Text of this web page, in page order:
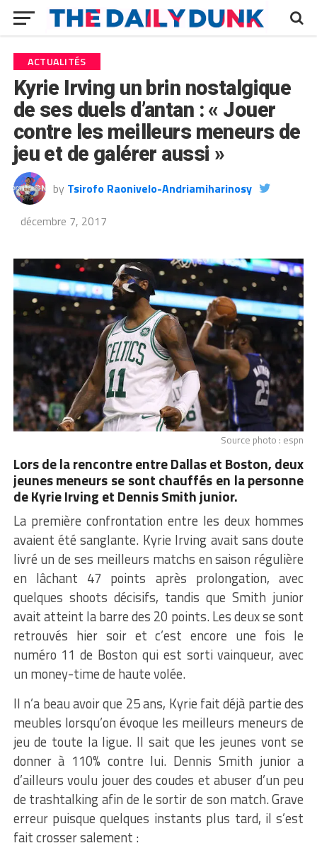
ACTUALITÉS
Kyrie Irving un brin nostalgique
de ses duels d’antan : « Jouer
contre les meilleurs meneurs de
jeu et de galérer aussi »
by Tsirofo Raonivelo-Andriamiharinosy
décembre 7, 2017
Source photo : espn
Lors de la rencontre entre Dallas et Boston, deux
jeunes meneurs se sont chauffés en la personne
de Kyrie Irving et Dennis Smith junior.
La première confrontation entre les deux hommes
avaient été sanglante. Kyrie Irving avait sans doute
livré un de ses meilleurs matchs en saison régulière
en lâchant 47 points après prolongation, avec
quelques shoots décisifs, tandis que Smith junior
avait atteint la barre des 20 points. Les deux se sont
retrouvés hier soir et c’est encore une fois le
numéro 11 de Boston qui est sorti vainqueur, avec
un money-time de haute volée.
Il n’a beau avoir que 25 ans, Kyrie fait déjà partie des
meubles lorsqu’on évoque les meilleurs meneurs de
jeu de toute la ligue. Il sait que les jeunes vont se
donner à 110% contre lui. Dennis Smith junior a
d’ailleurs voulu jouer des coudes et abuser d’un peu
de trashtalking afin de le sortir de son match. Grave
erreur puisque quelques instants plus tard, il s’est
fait crosser salement :